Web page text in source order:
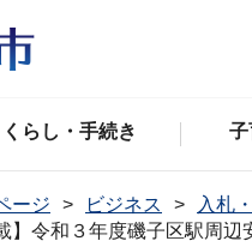
くらし・手続き 子
ージ ビジネス 入札
】令和３年度磯子区駅周